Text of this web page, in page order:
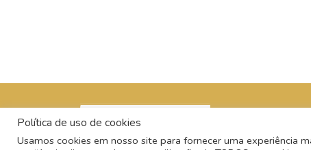
Política de uso de cookies
Usamos cookies em nosso site para fornecer uma experiência